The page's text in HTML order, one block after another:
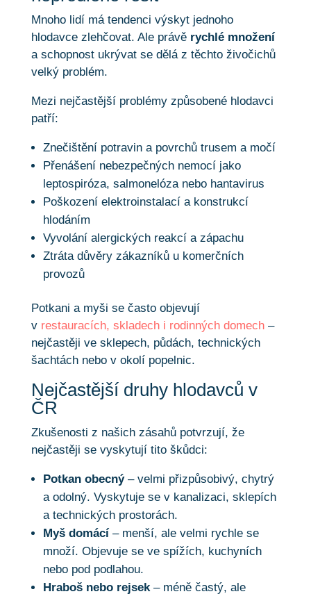
Mnoho lidí má tendenci výskyt jednoho
hlodavce zlehčovat. Ale právě rychlé množení
a schopnost ukrývat se dělá z těchto živočichů
velký problém.
Mezi nejčastější problémy způsobené hlodavci
patří:
Znečištění potravin a povrchů trusem a močí
Přenášení nebezpečných nemocí jako
leptospiróza, salmonelóza nebo hantavirus
Poškození elektroinstalací a konstrukcí
hlodáním
Vyvolání alergických reakcí a zápachu
Ztráta důvěry zákazníků u komerčních
provozů
Potkani a myši se často objevují
v restauracích, skladechi rodinných domech–
nejčastěji ve sklepech, půdách, technických
šachtách nebo v okolí popelnic.
Nejčastější druhy hlodavců v
ČR
Zkušenosti z našich zásahů potvrzují, že
nejčastěji se vyskytují tito škůdci:
Potkan obecný– velmi přizpůsobivý, chytrý
a odolný. Vyskytuje se v kanalizaci, sklepích
a technických prostorách.
Myš domácí– menší, ale velmi rychle se
množí. Objevuje se ve spížích, kuchyních
nebo pod podlahou.
Hraboš nebo rejsek– méně častý, ale